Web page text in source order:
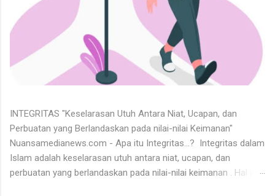
INTEGRITAS "Keselarasan Utuh Antara Niat, Ucapan, dan
Perbuatan yang Berlandaskan pada nilai-nilai Keimanan"
Nuansamedianews.com - Apa itu Integritas...? Integritas dalam
Islam adalah keselarasan utuh antara niat, ucapan, dan
perbuatan yang berlandaskan pada nilai-nilai keimanan . Hal ini